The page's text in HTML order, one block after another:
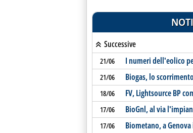
Successive
21/06 I numeri dell'eolico
21/06 Biogas, lo
18/06 FV, Lightsource BP
17/06 BioGnl, al via
17/06 Biometano, a